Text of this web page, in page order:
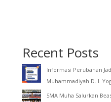
Recent Posts
Informasi Perubahan
Muhammadiyah D. I.
SMA Muha Salurkan